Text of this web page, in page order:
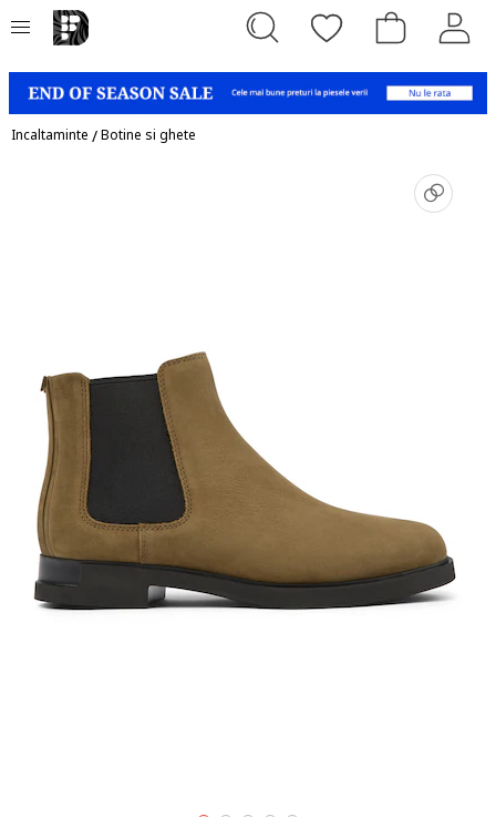
Incaltaminte /Botine si ghete